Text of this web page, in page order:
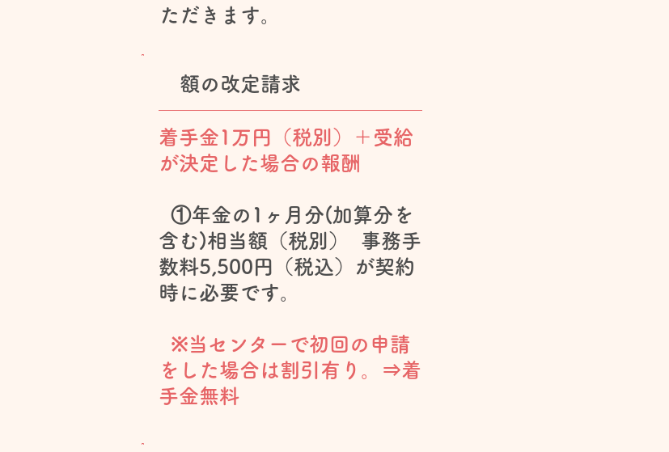
ただきます。
額の改定請求
着手金1万円（税別）＋受給
が決定した場合の報酬
①年金の1ヶ月分(加算分を
含む)相当額（税別） 事務手
数料5,500円（税込）が契約
時に必要です。
※当センターで初回の申請
をした場合は割引有り。⇒着
手金無料